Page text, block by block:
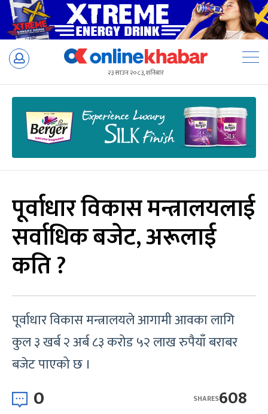
Skip
२३ साउन २०८३, शनिबार
पूर्वाधार विकास मन्त्रालयलाई
सर्वाधिक बजेट, अरूलाई
कति ?
पूर्वाधार विकास मन्त्रालयले आगामी आवका लागि
कुल ३ खर्ब २ अर्ब ८३ करोड ५२ लाख रुपैयाँ बराबर
बजेट पाएको छ ।
0 608
SHARES